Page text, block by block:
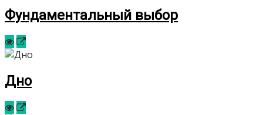
Фундаментальный выбор
Дно